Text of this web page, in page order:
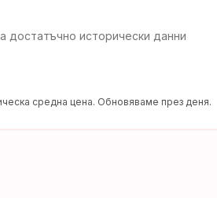
достатъчно исторически данни
средна цена. Обновяваме през деня.